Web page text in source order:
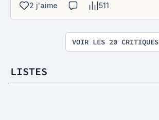
2 j'aime
511
VOIR LES 20 CRITIQUES
LISTES